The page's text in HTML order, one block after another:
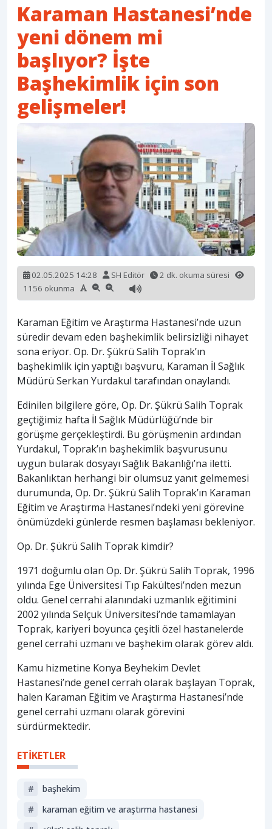
Karaman Hastanesi’nde
yeni dönem mi
başlıyor? İşte
Başhekimlik için son
gelişmeler!
02.05.2025 14:28 SH Editör
2 dk. okuma süresi
1156 okunma
Karaman Eğitim ve Araştırma Hastanesi’nde uzun
süredir devam eden başhekimlik belirsizliği nihayet
sona eriyor. Op. Dr. Şükrü Salih Toprak’ın
başhekimlik için yaptığı başvuru, Karaman İl Sağlık
Müdürü Serkan Yurdakul tarafından onaylandı.
Edinilen bilgilere göre, Op. Dr. Şükrü Salih Toprak
geçtiğimiz hafta İl Sağlık Müdürlüğü’nde bir
görüşme gerçekleştirdi. Bu görüşmenin ardından
Yurdakul, Toprak’ın başhekimlik başvurusunu
uygun bularak dosyayı Sağlık Bakanlığı’na iletti.
Bakanlıktan herhangi bir olumsuz yanıt gelmemesi
durumunda, Op. Dr. Şükrü Salih Toprak’ın Karaman
Eğitim ve Araştırma Hastanesi’ndeki yeni görevine
önümüzdeki günlerde resmen başlaması bekleniyor.
Op. Dr. Şükrü Salih Toprak kimdir?
1971 doğumlu olan Op. Dr. Şükrü Salih Toprak, 1996
yılında Ege Üniversitesi Tıp Fakültesi’nden mezun
oldu. Genel cerrahi alanındaki uzmanlık eğitimini
2002 yılında Selçuk Üniversitesi’nde tamamlayan
Toprak, kariyeri boyunca çeşitli özel hastanelerde
genel cerrahi uzmanı ve başhekim olarak görev aldı.
Kamu hizmetine Konya Beyhekim Devlet
Hastanesi’nde genel cerrah olarak başlayan Toprak,
halen Karaman Eğitim ve Araştırma Hastanesi’nde
genel cerrahi uzmanı olarak görevini
sürdürmektedir.
ETİKETLER
#
başhekim
#
karaman eğitim ve araştırma hastanesi